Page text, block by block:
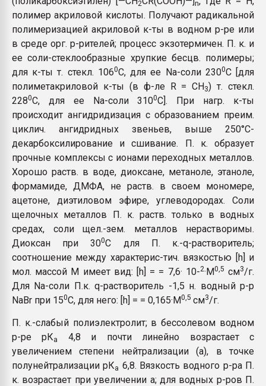
Всё, что касается
бутылок
ПЕРЕЙТИ НА
2 n
полимер акриловой кислоты. Получают радикальной
полимеризацией акриловой к-ты в водном р-ре или
в среде орг. р-рителей; процесс экзотермичен. П. к. и
ее соли-стеклообразные хрупкие бесцв. полимеры;
для к-ты т. стекл. 1060C, для ее Na-соли 2300C [для
полиметакриловой к-ты (в ф-ле R = CH3) т. стекл.
2280C, для ее Na-соли 3100C]. При нагр. к-ты
происходит ангидридизация с образованием преим.
циклич. ангидридных звеньев, выше 250°С-
декарбоксилирование и сшивание. П. к. образует
прочные комплексы с ионами переходных металлов.
Хорошо раств. в воде, диоксане, метаноле, этаноле,
формамиде, ДМФА, не раств. в своем мономере,
ацетоне, диэтиловом эфире, углеводородах. Соли
щелочных металлов П. к. раств. только в водных
средах, соли щел.-зем. металлов нерастворимы.
Диоксан при 300C для П. к.-q-растворитель;
соотношение между характерис-тич. вязкостью [h] и
мол. массой M имеет вид: [h] = = 7,6· 10-2·М0,5 см3/г.
Для Na-соли П.к. q-растворитель -1,5 н. водный р-р
NaBr при 150C, для него: [h] = = 0,165·М0,5 см3/г.
П. к.-слабый полиэлектролит; в бессолевом водном
р-ре рКа
4,8 и почти линейно возрастает с
увеличением степени нейтрализации (а), в точке
полунейтрализации рКа 6,8. Вязкость водного р-ра П.
к. возрастает при увеличении а; для водных р-ров П.